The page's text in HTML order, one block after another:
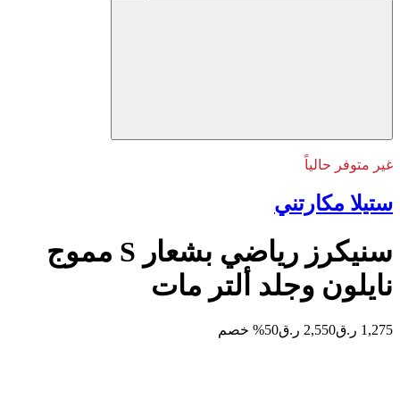
غير متوفر حالياً
ستيلا مكارتني
سنيكرز رياضي بشعار S مموج
نايلون وجلد ألتر مات
1,275 ر.ق 2,550 ر.ق 50% خصم